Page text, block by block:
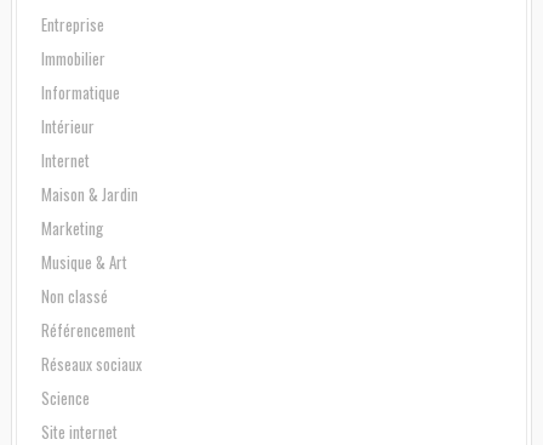
Entreprise
Immobilier
Informatique
Intérieur
Internet
Maison & Jardin
Marketing
Musique & Art
Non classé
Référencement
Réseaux sociaux
Science
Site internet